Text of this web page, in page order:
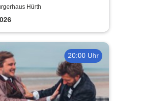
| Bürgerhaus Hürth
Hürth
20:00 Uhr